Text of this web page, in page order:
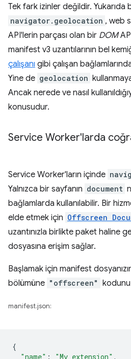
Tek fark izinler değildir. Yukarıda
navigator.geolocation , web
API'lerin parçası olan bir DOM
manifest v3 uzantılarının bel
çalışanı gibi çalışan
Yine de geolocation
Ancak nerede ve nasıl
konusudur.
Service Worker'larda
Service Worker'ların içinde
Yalnızca bir sayfanın document
bağlamlarda kullanılabilir. Bir
elde etmek için Offscreen
uzantınızla birlikte paket haline
dosyasına erişim sağlar.
Başlamak için manifest
bölümüne "offscreen"
manifest.json:
{
"name" : "My extension" ,